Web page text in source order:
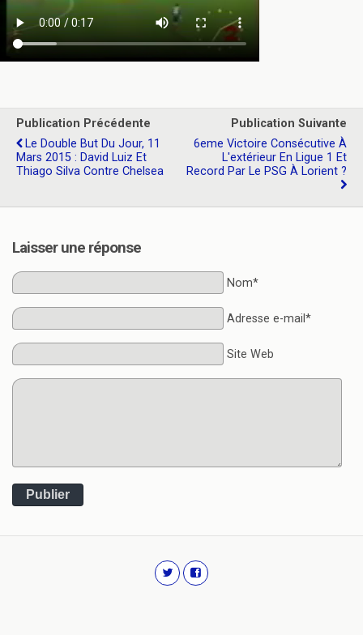
Publication Précédente
Le Double But Du Jour, 11
Mars 2015 : David Luiz Et
Thiago Silva Contre Chelsea
Publication Suivante
6eme Victoire Consécutive À
L'extérieur En Ligue 1 Et
Record Par Le PSG À Lorient ?
Laisser une réponse
Nom*
Adresse e-mail*
Site Web
Publier